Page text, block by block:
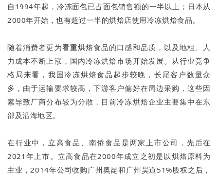
自1994年起，冷冻面包已占面包销售额的一半以上；日本从
2000年开始，也有超过一半的烘焙店使用冷冻烘焙食品。
随着消费者更为看重烘焙食品的口感和品质，以及地租、人
力成本不断上涨，国内冷冻烘焙市场开始发展。从行业竞争
格局来看，我国冷冻烘焙食品起步较晚，长尾客户数量众
多，由于运输要求较高，下游客户偏好在周边采购，这些因
素导致厂商分布较为分散，目前冷冻烘焙企业主要集中在东
部及沿海地区。
在行业中，立高食品、南侨食品是两家上市公司，先后在
2021年上市。立高食品在2000年成立之初是以烘焙原料为
主业，2014年公司收购广州奥昆和广州昊道51%股权之后，